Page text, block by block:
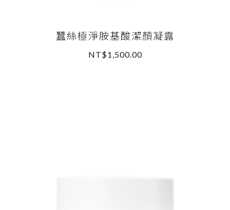
蠶絲極淨胺基酸潔顏凝露
NT$1,500.00